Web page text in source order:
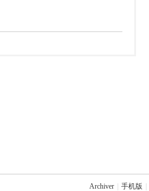
Archiver 手机版